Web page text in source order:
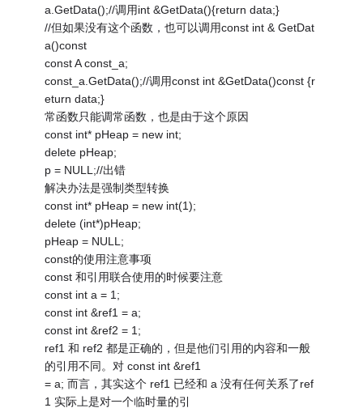
a.GetData();//调用int &GetData(){return data;}
//但如果没有这个函数，也可以调用const int & GetDat
a()const
const A const_a;
const_a.GetData();//调用const int &GetData()const {r
eturn data;}
常函数只能调常函数，也是由于这个原因
const int* pHeap = new int;
delete pHeap;
p = NULL;//出错
解决办法是强制类型转换
const int* pHeap = new int(1);
delete (int*)pHeap;
pHeap = NULL;
const的使用注意事项
const 和引用联合使用的时候要注意
const int a = 1;
const int &ref1 = a;
const int &ref2 = 1;
ref1 和 ref2 都是正确的，但是他们引用的内容和一般
的引用不同。对 const int &ref1
= a; 而言，其实这个 ref1 已经和 a 没有任何关系了ref
1 实际上是对一个临时量的引